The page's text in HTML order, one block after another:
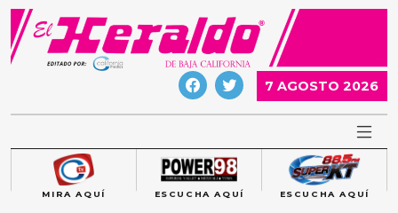
Skip
content
7 AGOSTO 2026
MIRA AQUÍ ESCUCHA AQUÍ ESCUCHA AQUÍ